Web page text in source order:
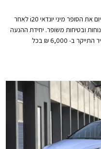
כלמוביל, יבואנית יונדאי לישראל, משיקה היום את הסופר מיני יונדאי i20 לאחר
ובטיחות משופר. יחידת ההנעה
נותרה ללא שינוי ביחס לדגם היוצא אך המחיר התייקר ב- 6,000 ₪ בכל